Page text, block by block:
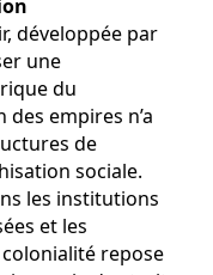
développée par
une
du
empires n’a
de
sociale.
les institutions
et les
repose